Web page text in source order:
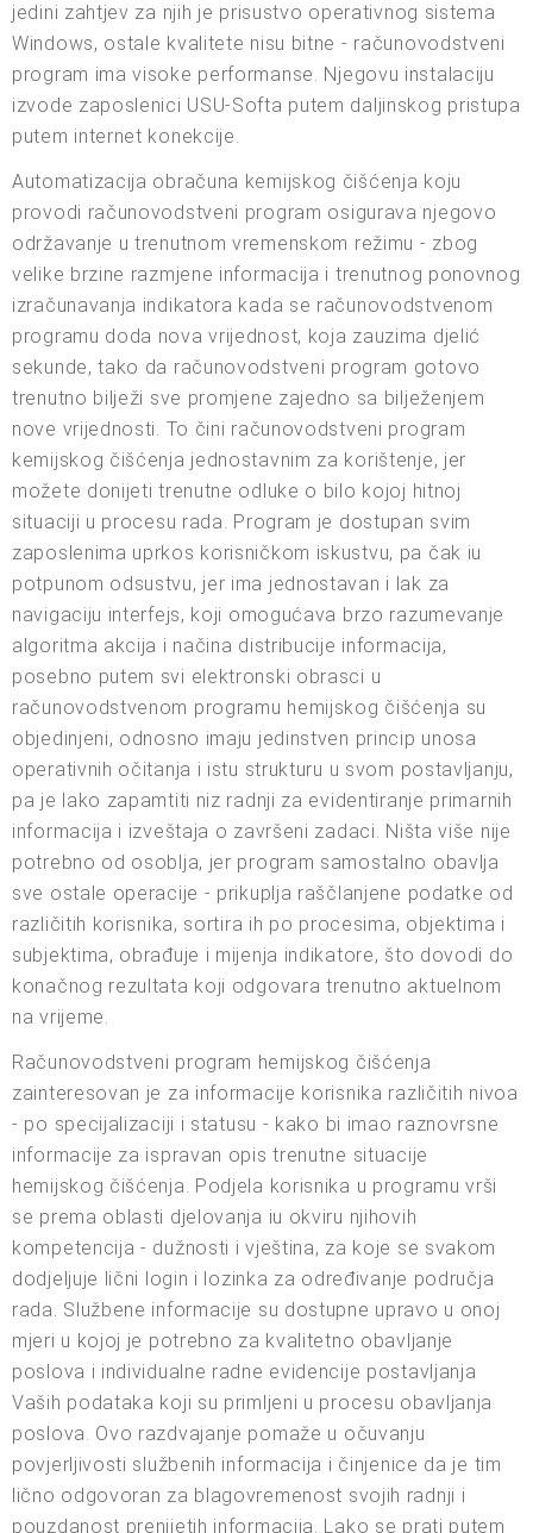
jedini zahtjev za njih je prisustvo operativnog sistema
Windows, ostale kvalitete nisu bitne - računovodstveni
program ima visoke performanse. Njegovu instalaciju
izvode zaposlenici USU-Softa putem daljinskog pristupa
putem internet konekcije.
Automatizacija obračuna kemijskog čišćenja koju
provodi računovodstveni program osigurava njegovo
održavanje u trenutnom vremenskom režimu - zbog
velike brzine razmjene informacija i trenutnog ponovnog
izračunavanja indikatora kada se računovodstvenom
programu doda nova vrijednost, koja zauzima djelić
sekunde, tako da računovodstveni program gotovo
trenutno bilježi sve promjene zajedno sa bilježenjem
nove vrijednosti. To čini računovodstveni program
kemijskog čišćenja jednostavnim za korištenje, jer
možete donijeti trenutne odluke o bilo kojoj hitnoj
situaciji u procesu rada. Program je dostupan svim
zaposlenima uprkos korisničkom iskustvu, pa čak iu
potpunom odsustvu, jer ima jednostavan i lak za
navigaciju interfejs, koji omogućava brzo razumevanje
algoritma akcija i načina distribucije informacija,
posebno putem svi elektronski obrasci u
računovodstvenom programu hemijskog čišćenja su
objedinjeni, odnosno imaju jedinstven princip unosa
operativnih očitanja i istu strukturu u svom postavljanju,
pa je lako zapamtiti niz radnji za evidentiranje primarnih
informacija i izveštaja o završeni zadaci. Ništa više nije
potrebno od osoblja, jer program samostalno obavlja
sve ostale operacije - prikuplja raščlanjene podatke od
različitih korisnika, sortira ih po procesima, objektima i
subjektima, obrađuje i mijenja indikatore, što dovodi do
konačnog rezultata koji odgovara trenutno aktuelnom
na vrijeme.
Računovodstveni program hemijskog čišćenja
zainteresovan je za informacije korisnika različitih nivoa
- po specijalizaciji i statusu - kako bi imao raznovrsne
informacije za ispravan opis trenutne situacije
hemijskog čišćenja. Podjela korisnika u programu vrši
se prema oblasti djelovanja iu okviru njihovih
kompetencija - dužnosti i vještina, za koje se svakom
dodjeljuje lični login i lozinka za određivanje područja
rada. Službene informacije su dostupne upravo u onoj
mjeri u kojoj je potrebno za kvalitetno obavljanje
poslova i individualne radne evidencije postavljanja
Vaših podataka koji su primljeni u procesu obavljanja
poslova. Ovo razdvajanje pomaže u očuvanju
povjerljivosti službenih informacija i činjenice da je tim
lično odgovoran za blagovremenost svojih radnji i
pouzdanost prenijetih informacija. Lako se prati putem